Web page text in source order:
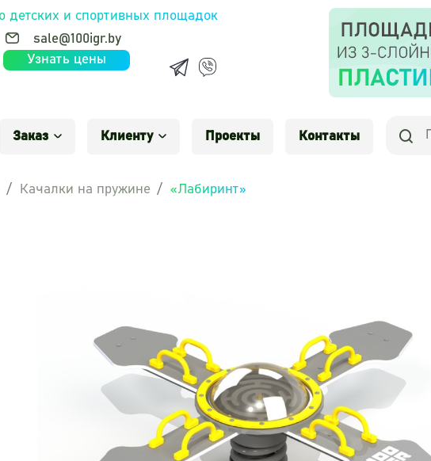
детских и спортивных площадок
sale@100igr.by
Узнать цены
Заказ Клиенту Проекты Контакты
Качалки на пружине «Лабиринт»